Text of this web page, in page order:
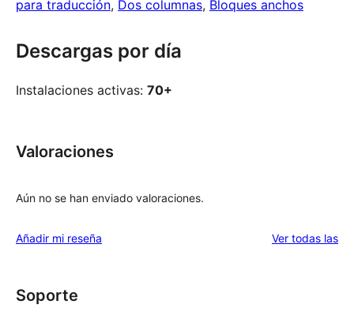
para traducción, Dos columnas, Bloques anchos
Descargas por día
Instalaciones activas: 70+
Valoraciones
Aún no se han enviado valoraciones.
Añadir mi reseña Ver todas las
Soporte